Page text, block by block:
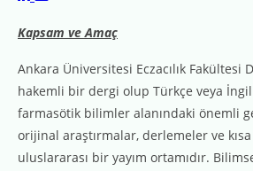
Kapsam ve Amaç
Ankara Üniversitesi Eczacılık Fakültesi
hakemli bir dergi olup Türkçe veya
farmasötik bilimler alanındaki önemli
orijinal araştırmalar, derlemeler ve
uluslararası bir yayım ortamıdır.